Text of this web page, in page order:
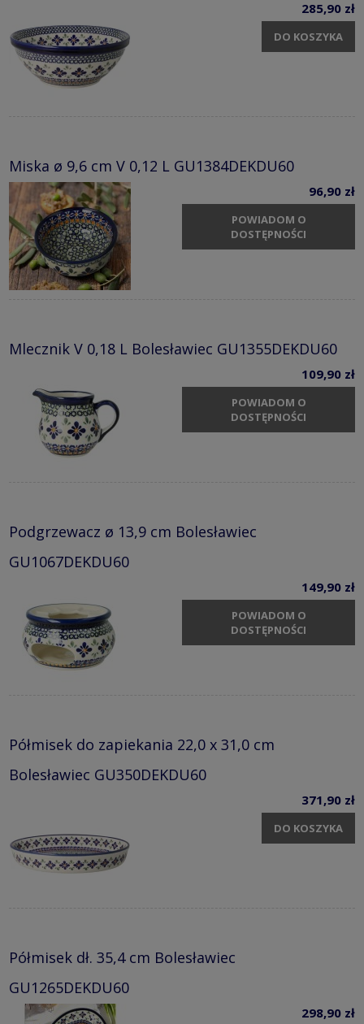
285,90 zł
DO KOSZYKA
Miska ø 9,6 cm V 0,12 L GU1384DEKDU60
96,90 zł
POWIADOM O
DOSTĘPNOŚCI
Mlecznik V 0,18 L Bolesławiec GU1355DEKDU60
109,90 zł
POWIADOM O
DOSTĘPNOŚCI
Podgrzewacz ø 13,9 cm Bolesławiec
GU1067DEKDU60
149,90 zł
POWIADOM O
DOSTĘPNOŚCI
Półmisek do zapiekania 22,0 x 31,0 cm
Bolesławiec GU350DEKDU60
371,90 zł
DO KOSZYKA
Półmisek dł. 35,4 cm Bolesławiec
GU1265DEKDU60
298,90 zł